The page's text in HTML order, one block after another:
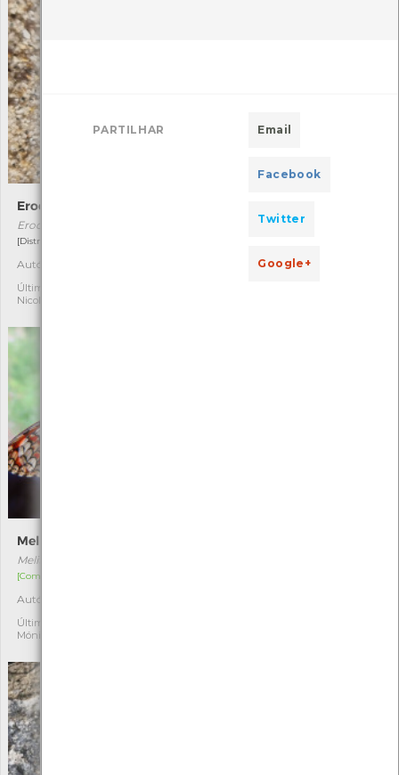
Erodius lusitanicus
Erodius lusitanicus
[Distribuição residual]
Autóctone
Última observação por:
Nicole Viana
Oedionychis cincta
Autóctone
Melitaea deione
Melitaea deione
[Comum]
Autóctone
Última observação por:
Mónica Rocha
PARTILHAR Email
Facebook
Twitter
Google+